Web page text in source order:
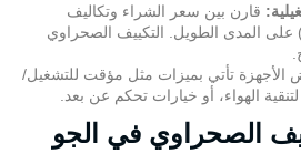
قارن بين سعر الشراء وتكاليف
على المدى الطويل. التكييف الصحراوي
الأجهزة تأتي بميزات مثل مؤقت للتشغيل/
الهواء، أو خيارات تحكم عن بعد.
الصحراوي في الجو